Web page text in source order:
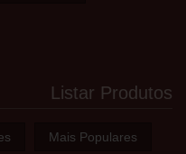
Listar Produtos
Mais Populares